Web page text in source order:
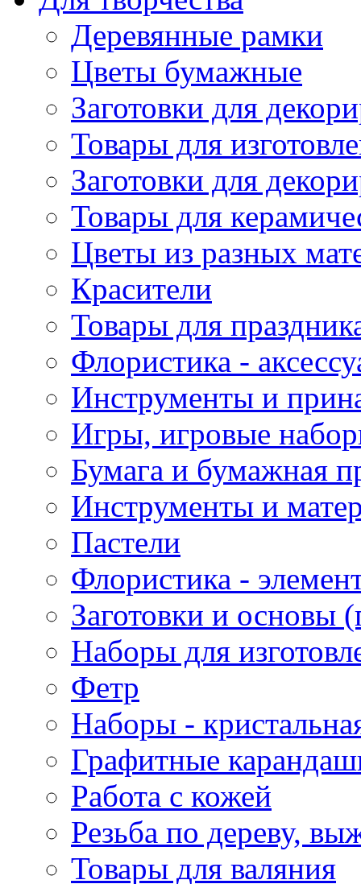
Деревянные рамки
Цветы бумажные
Заготовки для
Товары для
Заготовки для
Товары для
Цветы из разных
Красители
Товары для
Флористика -
Инструменты и
Игры, игровые
Бумага и бумажная
Инструменты и
Пастели
Флористика -
Заготовки и основы
Наборы для
Фетр
Наборы -
Графитные
Работа с кожей
Резьба по дереву,
Товары для валяния